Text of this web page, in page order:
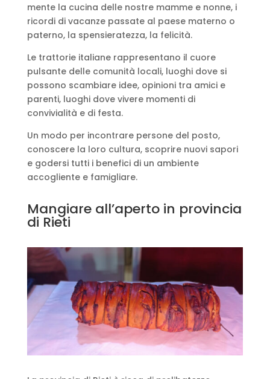
mente la cucina delle nostre mamme e nonne, i
ricordi di vacanze passate al paese materno o
paterno, la spensieratezza, la felicità.
Le trattorie italiane rappresentano il cuore
pulsante delle comunità locali, luoghi dove si
possono scambiare idee, opinioni tra amici e
parenti, luoghi dove vivere momenti di
convivialità e di festa.
Un modo per incontrare persone del posto,
conoscere la loro cultura, scoprire nuovi sapori
e godersi tutti i benefici di un ambiente
accogliente e famigliare.
Mangiare all’aperto in provincia
di Rieti